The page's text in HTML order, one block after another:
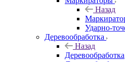
Назад
Ударно-
Деревообработка
Назад
Деревообработка